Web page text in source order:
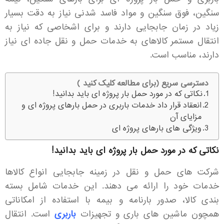
سنگین، فوق سنگین و مواد فاسد شدنی نیاز به دقت بسیار
زیاد در زمان جابجایی دارند و برای اشخاصی که نیاز به
انتقال مستمر کالاهای به خدمات حمل و نقل جاده ای نیاز
دارند، مناسب است.
دسترسی سریع (برای مطالعه کلیک کنید )
نکاتی که در مورد حمل بار پروژه ای باید بدانید!
انعقاد قرار داد خدمات باربری در حمل بارهای پروژه ای و
مزایای آن
ویژگی های بارهای پروژه ای
نکاتی که در مورد حمل بار پروژه ای باید بدانید!
شرکت های حمل و نقل در زمینه جابجایی انواع کالاها
خدمات خود را ارائه می دهند. این خدمات شامل بسته
بندی کالا، صدور بارنامه و بیمه با استفاده از امکاناتی
همچون ماشین های باری و تجهیزاتباربری است. انتقال